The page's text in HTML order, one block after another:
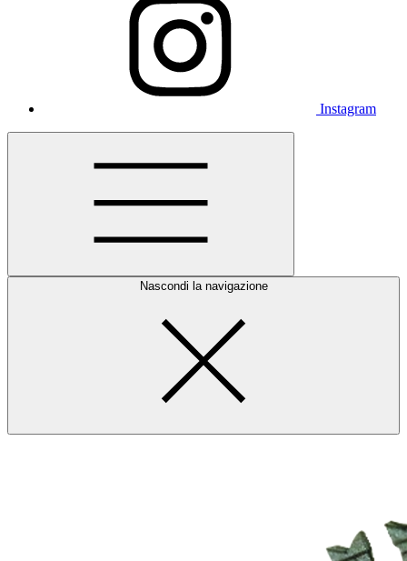
Instagram
Nascondi la navigazione